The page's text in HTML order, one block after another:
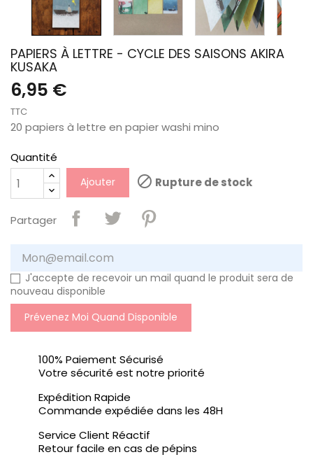
PAPIERS À LETTRE - CYCLE DES SAISONS AKIRA
KUSAKA
6,95 €
TTC
20 papiers à lettre en papier washi mino
Quantité
Ajouter  Rupture de stock
Partager
J'accepte de recevoir un mail quand le produit sera de
nouveau disponible
Prévenez Moi Quand Disponible
100% Paiement Sécurisé
Votre sécurité est notre priorité
Expédition Rapide
Commande expédiée dans les 48H
Service Client Réactif
Retour facile en cas de pépins